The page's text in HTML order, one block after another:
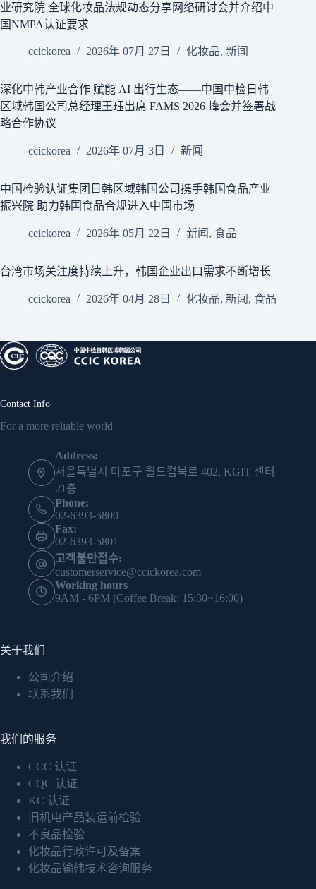
业研究院 全球化妆品法规动态分享网络研讨会并介绍中
国NMPA认证要求
ccickorea 2026年 07月 27日 化妆品, 新闻
深化中韩产业合作 赋能 AI 出行生态——中国中检日韩
区域韩国公司总经理王珏出席 FAMS 2026 峰会并签署战
略合作协议
ccickorea 2026年 07月 3日 新闻
中国检验认证集团日韩区域韩国公司携手韩国食品产业
振兴院 助力韩国食品合规进入中国市场
ccickorea 2026年 05月 22日 新闻 , 食品
台湾市场关注度持续上升，韩国企业出口需求不断增长
ccickorea 2026年 04月 28日 化妆品, 新闻 , 食品
Contact Info
For a more reliable world
Address:
서울특별시 마포구 월드컵북로 402, KGIT 센터
21층
Phone:
02-6393-5800
Fax:
02-6393-5801
고객불만접수:
customerservice@ccickorea.com
Working hours
9AM - 6PM (Coffee Break: 15:30~16:00)
关于我们
公司介绍
联系我们
我们的服务
CCC 认证
CQC 认证
KC 认证
旧机电产品装运前检验
不良品检验
化妆品行政许可及备案
化妆品输韩技术咨询服务